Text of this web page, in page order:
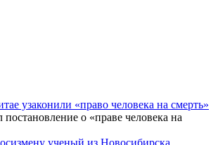
узаконили «право человека на смерть»
о «праве человека на
ученый из Новосибирска